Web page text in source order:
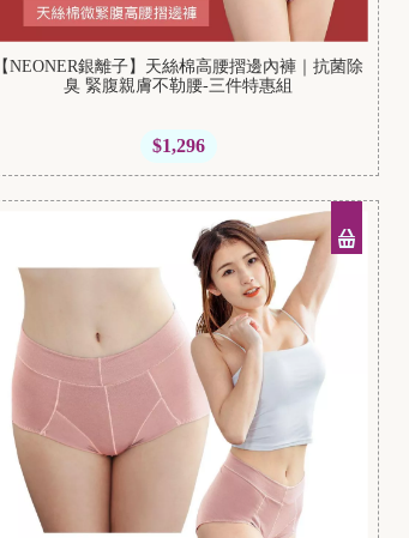
【NEONER銀離子】天絲棉高腰摺邊內褲｜抗菌除
臭 緊腹親膚不勒腰-三件特惠組
$1,296